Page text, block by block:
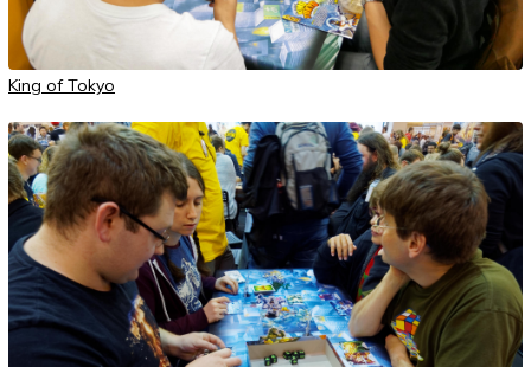
King of Tokyo